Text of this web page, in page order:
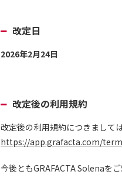
改定日
2026年2月24日
改定後の利用規約
改定後の利用規約につきまして
https://app.grafacta.com/
今後ともGRAFACTA Solenaを